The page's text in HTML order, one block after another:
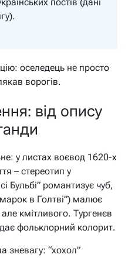
оселедець не просто
ворогів.
від опису
у листах воєвод 1620-х
– стереотип у
Бульбі” романтизує чуб,
в Голтві”) малює
кмітливого. Тургенєв
фольклорний колорит.
зневагу: “хохол”